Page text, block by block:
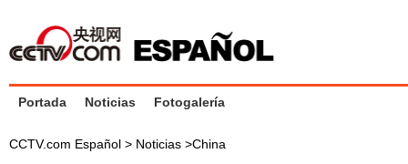
Portada Noticias Fotogalería
CCTV.com Español > Noticias >China